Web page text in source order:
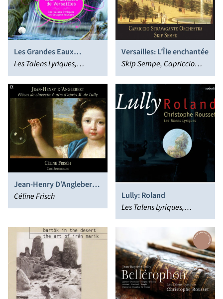
Les Grandes Eaux
Musicales de Versailles
Les Talens Lyriques,
Christophe Rousset
Versailles: L’Île enchantée
Skip Sempe, Capriccio
Stravagante
Jean-Henry D’Anglebert:
Pièces de clavecin & airs
d’après M. de Lully
Céline Frisch
Lully: Roland
Les Talens Lyriques,
Christophe Rousset